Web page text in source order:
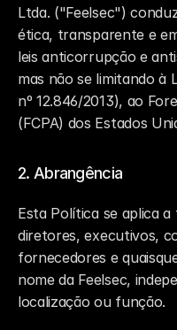
Ltda. ("Feelsec")
ética, transparente e
leis anticorrupção e
mas não se limitando à
nº 12.846/2013), ao
(FCPA) dos Estados
2. Abrangência
Esta Política se aplica
diretores, executivos,
fornecedores e
nome da Feelsec,
localização ou função.